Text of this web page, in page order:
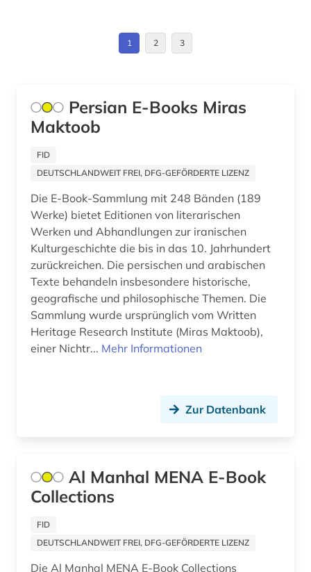
islamwissenschaften (3)
japanologie (1)
judaistik (1)
juden (2)
judentum (4)
jüdische religion (2)
kanon (1)
kreuzfahrerstaaten (1)
kurden (1)
1 2 3
Persian E-Books Miras
Maktoob
FID
DEUTSCHLANDWEIT FREI, DFG-GEFÖRDERTE LIZENZ
Die E-Book-Sammlung mit 248 Bänden (189
Werke) bietet Editionen von literarischen
Werken und Abhandlungen zur iranischen
Kulturgeschichte die bis in das 10. Jahrhundert
zurückreichen. Die persischen und arabischen
Texte behandeln insbesondere historische,
geografische und philosophische Themen. Die
Sammlung wurde ursprünglich vom Written
Heritage Research Institute (Miras Maktoob),
einer Nichtr... Mehr Informationen
Zur Datenbank
Al Manhal MENA E-Book
Collections
FID
DEUTSCHLANDWEIT FREI, DFG-GEFÖRDERTE LIZENZ
Die Al Manhal MENA E-Book Collections